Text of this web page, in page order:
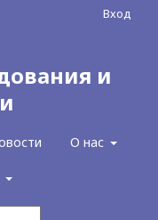
и
О нас
Вход